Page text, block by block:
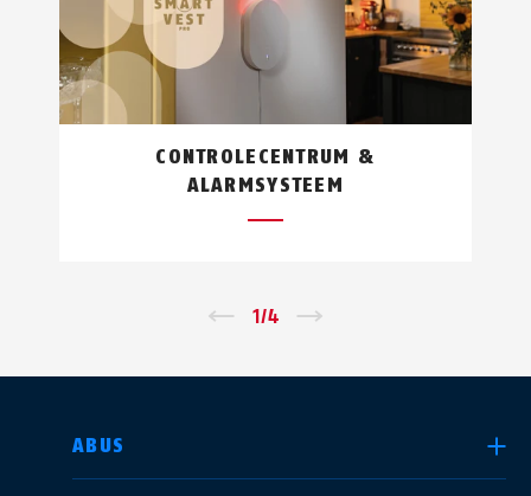
CONTROLECENTRUM &
ALARMSYSTEEM
1/4
ABUS
LAND SELECTEREN